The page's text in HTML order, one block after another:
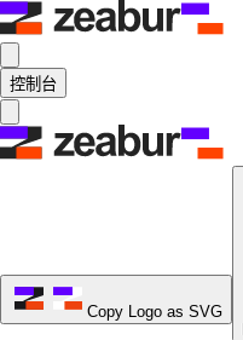
控制台
Copy Logo as SVG